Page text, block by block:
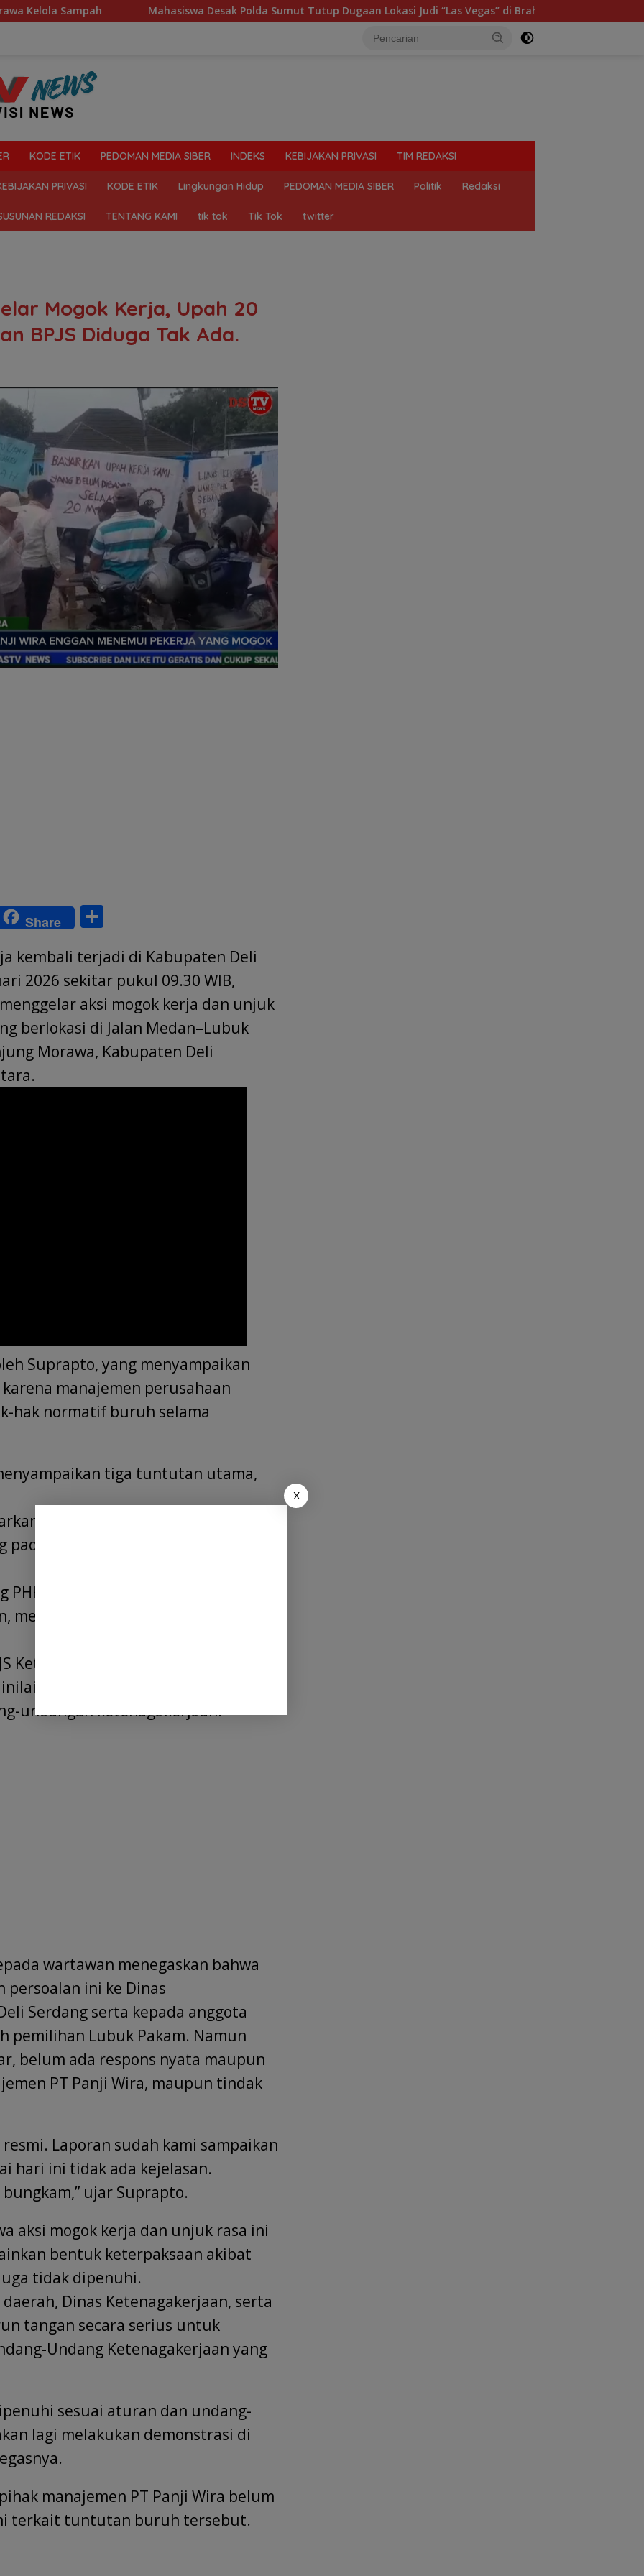
Mahasiswa Desak Polda Sumut Tutup Dugaan Lokasi Judi “Las Vegas” di Brahrang Binjai Praktik Perjudian
KODE ETIK PEDOMAN MEDIA SIBER INDEKS KEBIJAKAN PRIVASI TIM REDAKSI
PRIVASI KODE ETIK Lingkungan Hidup PEDOMAN MEDIA SIBER Politik Redaksi
REDAKSI TENTANG KAMI tik tok Tik Tok twitter
Mogok Kerja, Upah 20
BPJS Diduga Tak Ada.
Share
ar
e
kembali terjadi di Kabupaten Deli
2026 sekitar pukul 09.30 WIB,
aksi mogok kerja dan unjuk
berlokasi di Jalan Medan–Lubuk
Morawa, Kabupaten Deli
Suprapto, yang menyampaikan
manajemen perusahaan
hak normatif buruh selama
tiga tuntutan utama,
selama kurang lebih 20 minggu,
pada kehidupan dan kebutuhan
terhadap 13 orang karyawan
meski para pekerja telah menunggu
Ketenagakerjaan dan BPJS
sebagai pelanggaran serius
undangan ketenagakerjaan.
wartawan menegaskan bahwa
ini ke Dinas
Serdang serta kepada anggota
pemilihan Lubuk Pakam. Namun
belum ada respons nyata maupun
PT Panji Wira, maupun tindak
Laporan sudah kami sampaikan
hari ini tidak ada kejelasan.
ujar Suprapto.
aksi mogok kerja dan unjuk rasa ini
bentuk keterpaksaan akibat
tidak dipenuhi.
Dinas Ketenagakerjaan, serta
tangan secara serius untuk
Undang Ketenagakerjaan yang
sesuai aturan dan undang-
lagi melakukan demonstrasi di
manajemen PT Panji Wira belum
terkait tuntutan buruh tersebut.
X